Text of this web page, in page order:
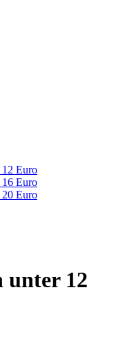
12 Euro
16 Euro
20 Euro
unter 12